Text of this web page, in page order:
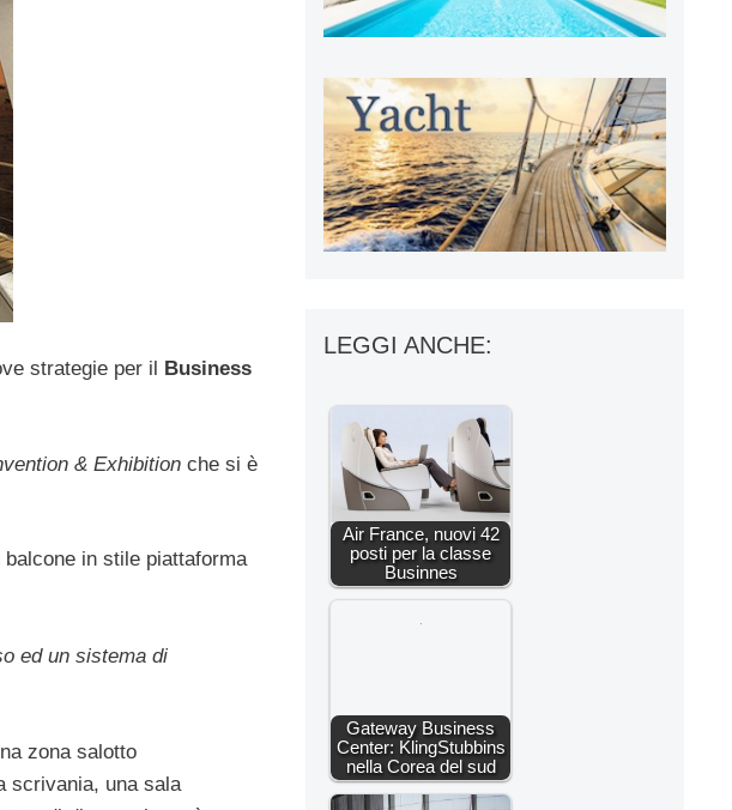
strategie per il Business
& Exhibition che si è
in stile piattaforma
ed un sistema di
zona salotto
scrivania, una sala
LEGGI ANCHE:
Air France, nuovi 42
posti per la classe
Businnes
Gateway Business
Center: KlingStubbins
nella Corea del sud